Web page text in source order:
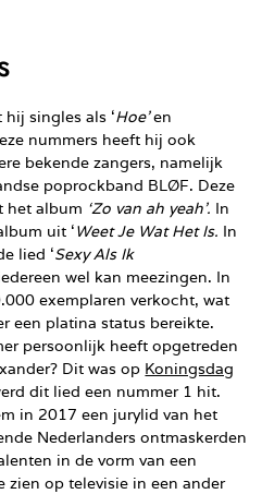
singles als ‘Hoe’en
nummers heeft hij ook
bekende zangers, namelijk
poprockband BLØF. Deze
het album ‘Zo van ah yeah’. In
uit ‘Weet Je Wat Het Is. In
lied ‘Sexy Als Ik
wel kan meezingen. In
exemplaren verkocht, wat
een platina status bereikte.
persoonlijk heeft opgetreden
Dit was op Koningsdag
dit lied een nummer 1 hit.
in 2017 een jurylid van het
Nederlanders ontmaskerden
in de vorm van een
zien op televisie in een ander